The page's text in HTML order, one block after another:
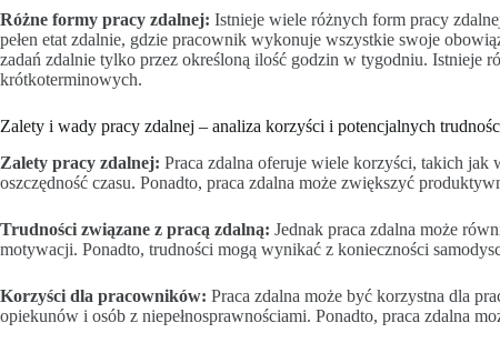
Różne formy pracy zdalnej: Istnieje wiele różnych form pracy
pełen etat zdalnie, gdzie pracownik wykonuje wszystkie swoje
zadań zdalnie tylko przez określoną ilość godzin w tygodniu. Istnieje
krótkoterminowych.
Zalety i wady pracy zdalnej – analiza korzyści i potencjalnych
Zalety pracy zdalnej: Praca zdalna oferuje wiele korzyści, takich jak
oszczędność czasu. Ponadto, praca zdalna może zwiększyć
Trudności związane z pracą zdalną: Jednak praca zdalna może
motywacji. Ponadto, trudności mogą wynikać z konieczności
Korzyści dla pracowników: Praca zdalna może być korzystna dla
opiekunów i osób z niepełnosprawnościami. Ponadto, praca zdalna